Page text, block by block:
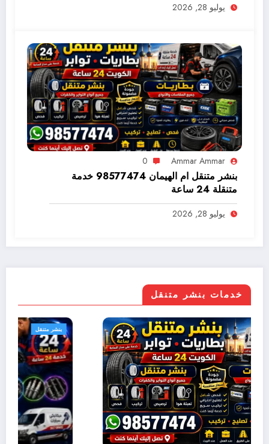
يوليو 28, 2026
Ammar Ammar
0
بنشر متنقل ام الهيمان 98577474 خدمة
متنقلة 24 ساعة
يوليو 28, 2026
خدمات بنشر متنقل
بنشر متنقل